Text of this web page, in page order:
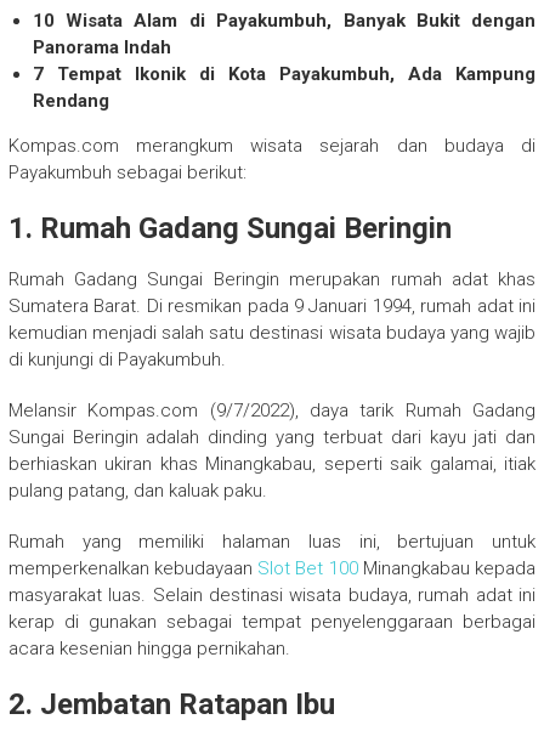
10 Wisata Alam di Payakumbuh, Banyak Bukit dengan
Panorama Indah
7 Tempat Ikonik di Kota Payakumbuh, Ada Kampung
Rendang
Kompas.com merangkum wisata sejarah dan budaya di
Payakumbuh sebagai berikut:
1. Rumah Gadang Sungai Beringin
Rumah Gadang Sungai Beringin merupakan rumah adat khas
Sumatera Barat. Di resmikan pada 9 Januari 1994, rumah adat ini
kemudian menjadi salah satu destinasi wisata budaya yang wajib
di kunjungi di Payakumbuh.
Melansir Kompas.com (9/7/2022), daya tarik Rumah Gadang
Sungai Beringin adalah dinding yang terbuat dari kayu jati dan
berhiaskan ukiran khas Minangkabau, seperti saik galamai, itiak
pulang patang, dan kaluak paku.
Rumah yang memiliki halaman luas ini, bertujuan untuk
memperkenalkan kebudayaan Slot Bet 100Minangkabau kepada
masyarakat luas. Selain destinasi wisata budaya, rumah adat ini
kerap di gunakan sebagai tempat penyelenggaraan berbagai
acara kesenian hingga pernikahan.
2. Jembatan Ratapan Ibu